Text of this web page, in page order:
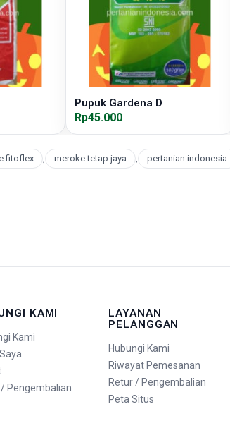
Pupuk Gardena D
Rp45.000
fitoflex , meroke tetap jaya , pertanian indonesia.
KAMI
Kami
/ Pengembalian
LAYANAN
PELANGGAN
Hubungi Kami
Riwayat Pemesanan
Retur / Pengembalian
Peta Situs